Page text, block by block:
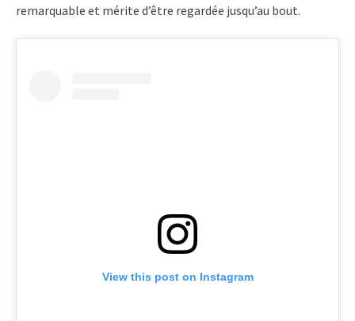
remarquable et mérite d’être regardée jusqu’au bout.
View this post on Instagram